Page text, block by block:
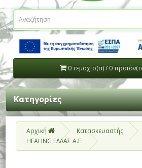
0 τεμάχιο(α) / 0
Κατηγορίες
Αρχική
Κατασκευαστής
HEALING ΕΛΛΑΣ Α.Ε.